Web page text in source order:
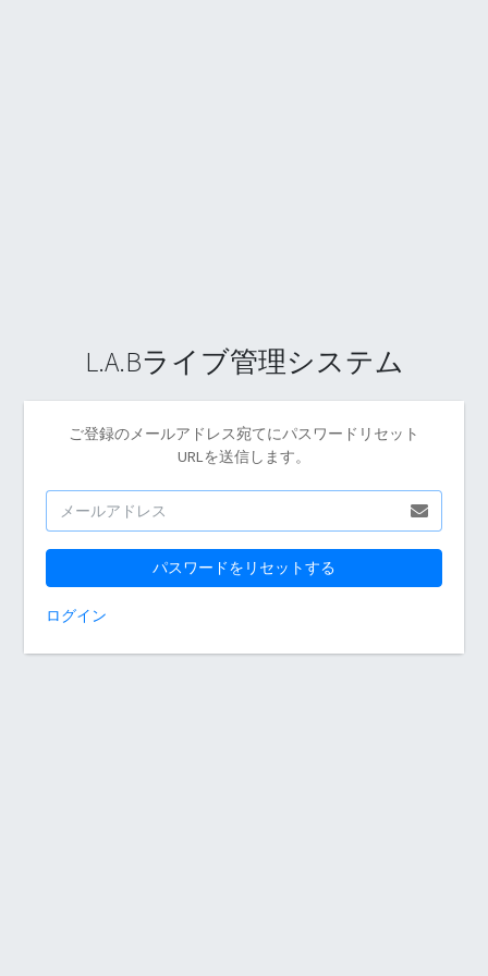
L.A.Bライブ管理システム
ご登録のメールアドレス宛てにパスワードリセット
URLを送信します。
パスワードをリセットする
ログイン